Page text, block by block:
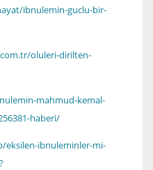
ibnulemin-guclu-bir-
oluleri-dirilten-
mahmud-kemal-
haberi/
ibnuleminler-mi-